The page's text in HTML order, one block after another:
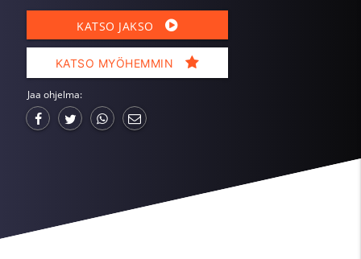
KATSO JAKSO
KATSO MYÖHEMMIN
Jaa ohjelma: